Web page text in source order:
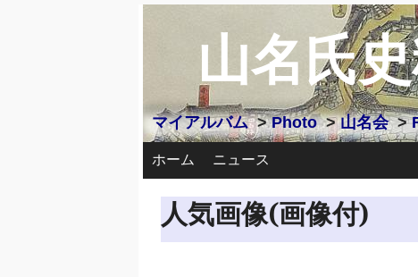
山名氏
マイアルバム>Photo>山名会>
ホーム ニュース
人気画像(画像付)